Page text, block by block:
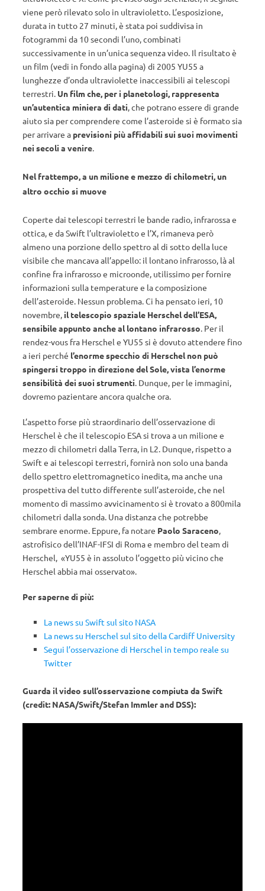
viene però rilevato solo in ultravioletto. L’esposizione,
durata in tutto 27 minuti, è stata poi suddivisa in
fotogrammi da 10 secondi l’uno, combinati
successivamente in un’unica sequenza video. Il risultato è
un film (vedi in fondo alla pagina) di 2005 YU55 a
lunghezze d’onda ultraviolette inaccessibili ai telescopi
terrestri. Un film che, per i planetologi, rappresenta
un’autentica miniera di dati, che potrano essere di grande
aiuto sia per comprendere come l’asteroide si è formato sia
per arrivare a previsioni più affidabili sui suoi movimenti
nei secoli a venire.
Nel frattempo, a un milione e mezzo di chilometri, un
altro occhio si muove
Coperte dai telescopi terrestri le bande radio, infrarossa e
ottica, e da Swift l’ultravioletto e l’X, rimaneva però
almeno una porzione dello spettro al di sotto della luce
visibile che mancava all’appello: il lontano infrarosso, là al
confine fra infrarosso e microonde, utilissimo per fornire
informazioni sulla temperature e la composizione
dell’asteroide. Nessun problema. Ci ha pensato ieri, 10
novembre, il telescopio spaziale Herschel dell’ESA,
sensibile appunto anche al lontano infrarosso. Per il
rendez-vous fra Herschel e YU55 si è dovuto attendere fino
a ieri perché l’enorme specchio di Herschel non può
spingersi troppo in direzione del Sole, vista l’enorme
sensibilità dei suoi strumenti. Dunque, per le immagini,
dovremo pazientare ancora qualche ora.
L’aspetto forse più straordinario dell’osservazione di
Herschel è che il telescopio ESA si trova a un milione e
mezzo di chilometri dalla Terra, in L2. Dunque, rispetto a
Swift e ai telescopi terrestri, fornirà non solo una banda
dello spettro elettromagnetico inedita, ma anche una
prospettiva del tutto differente sull’asteroide, che nel
momento di massimo avvicinamento si è trovato a 800mila
chilometri dalla sonda. Una distanza che potrebbe
sembrare enorme. Eppure, fa notare Paolo Saraceno,
astrofisico dell’INAF-IFSI di Roma e membro del team di
Herschel, «YU55 è in assoluto l’oggetto più vicino che
Herschel abbia mai osservato».
Per saperne di più:
La news su Swift sul sito NASA
La news su Herschel sul sito della Cardiff University
Segui l’osservazione di Herschel in tempo reale su
Twitter
Guarda il video sull’osservazione compiuta da Swift
(credit: NASA/Swift/Stefan Immler and DSS):